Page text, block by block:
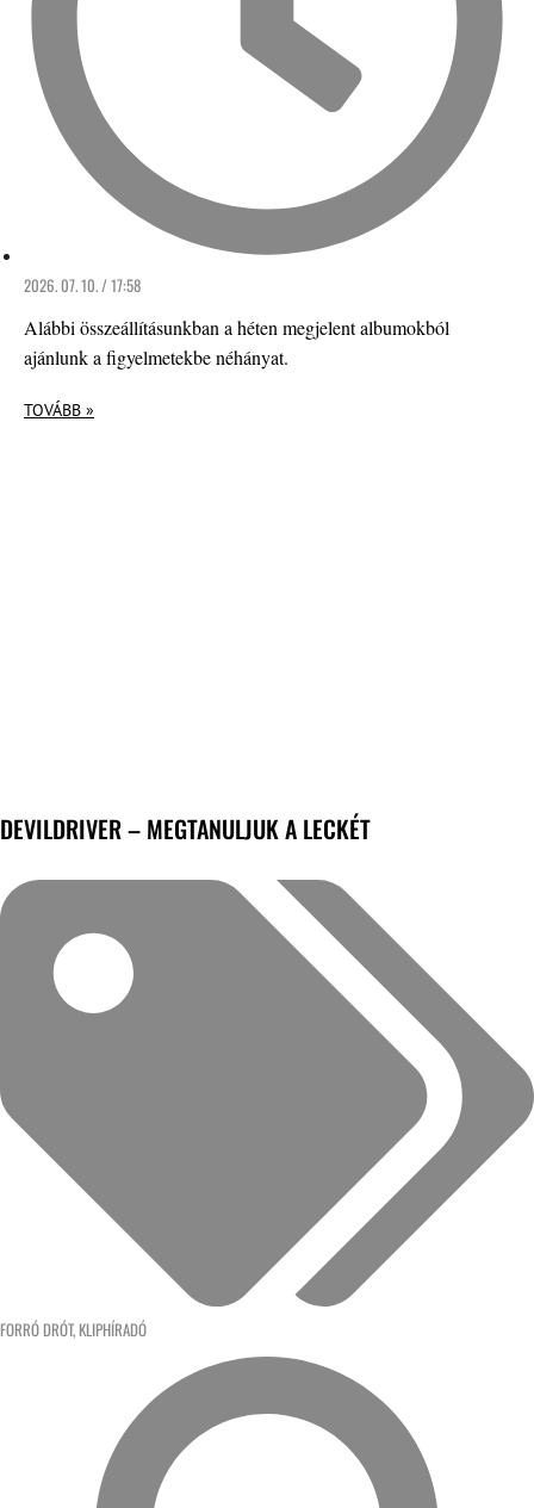
2026. 07. 10. / 17:58
Alábbi összeállításunkban a héten megjelent albumokból
ajánlunk a figyelmetekbe néhányat.
TOVÁBB »
DEVILDRIVER – MEGTANULJUK A LECKÉT
FORRÓ DRÓT, KLIPHÍRADÓ